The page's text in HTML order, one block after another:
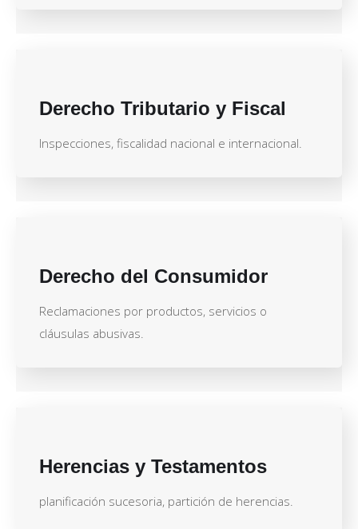
Derecho Tributario y Fiscal
Inspecciones, fiscalidad nacional e internacional.
Derecho del Consumidor
Reclamaciones por productos, servicios o
cláusulas abusivas.
Herencias y Testamentos
planificación sucesoria, partición de herencias.